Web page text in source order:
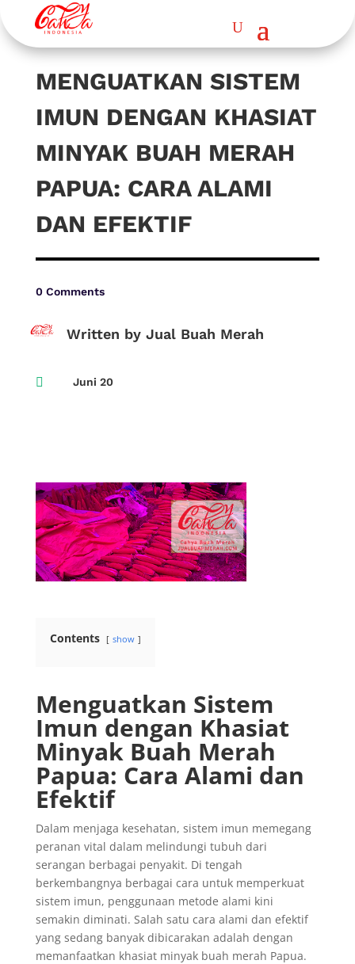
MENGUATKAN SISTEM
IMUN DENGAN KHASIAT
MINYAK BUAH MERAH
PAPUA: CARA ALAMI
DAN EFEKTIF
0 Comments
Written by Jual Buah Merah
 Juni 20
Contents show
Menguatkan Sistem
Imun dengan Khasiat
Minyak Buah Merah
Papua: Cara Alami dan
Efektif
Dalam menjaga kesehatan, sistem imun memegang
peranan vital dalam melindungi tubuh dari
serangan berbagai penyakit. Di tengah
berkembangnya berbagai cara untuk memperkuat
sistem imun, penggunaan metode alami kini
semakin diminati. Salah satu cara alami dan efektif
yang sedang banyak dibicarakan adalah dengan
memanfaatkan khasiat minyak buah merah Papua.